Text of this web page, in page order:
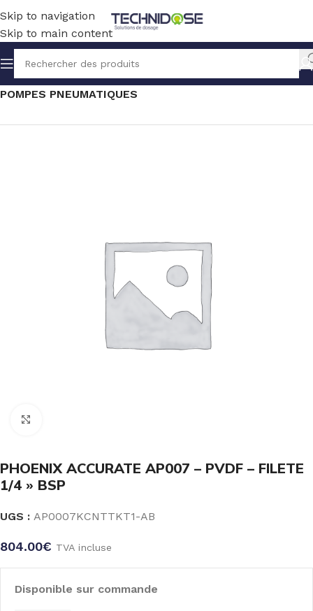
Skip to navigation
Skip to main content
Accueil TRANSFERT SOLUTION PNEUMATIQUE
POMPES PNEUMATIQUES
PHOENIX ACCURATE AP007 – PVDF – FILETE
1/4 » BSP
UGS : AP0007KCNTTKT1-AB
804.00€ TVA incluse
Disponible sur commande